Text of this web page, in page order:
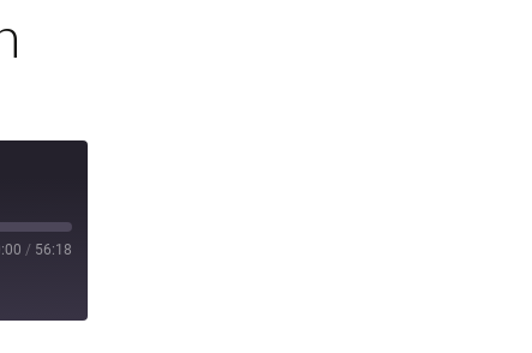
/ 56:18